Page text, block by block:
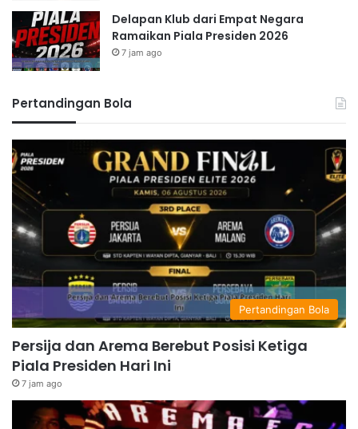
Delapan Klub dari Empat Negara
Ramaikan Piala Presiden 2026
7 jam ago
Pertandingan Bola
Pertandingan Bola
Persija dan Arema Berebut Posisi Ketiga
Piala Presiden Hari Ini
7 jam ago